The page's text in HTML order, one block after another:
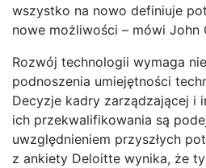
wszystko na nowo definiuje
nowe możliwości – mówi John
Rozwój technologii wymaga
podnoszenia umiejętności
Decyzje kadry zarządzającej i
ich przekwalifikowania są
uwzględnieniem przyszłych
z ankiety Deloitte wynika, że